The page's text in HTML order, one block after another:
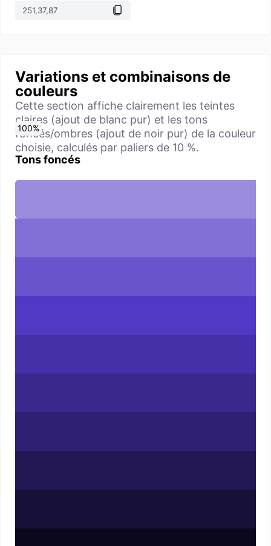
Variations et combinaisons de
couleurs
Cette section affiche clairement les teintes
claires (ajout de blanc pur) et les tons
foncés/ombres (ajout de noir pur) de la couleur
choisie, calculés par paliers de 10 %.
Tons foncés
0%
10%
20%
30%
40%
50%
60%
70%
80%
90%
100%